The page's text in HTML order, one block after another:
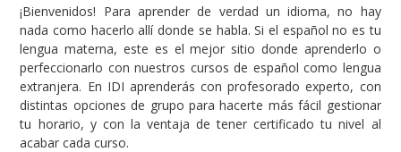
¡Bienvenidos! Para aprender de verdad un idioma, no hay
nada como hacerlo allí donde se habla. Si el español no es tu
lengua materna, este es el mejor sitio donde aprenderlo o
perfeccionarlo con nuestros cursos de español como lengua
extranjera. En IDI aprenderás con profesorado experto, con
distintas opciones de grupo para hacerte más fácil gestionar
tu horario, y con la ventaja de tener certificado tu nivel al
acabar cada curso.